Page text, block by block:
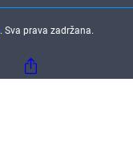
. Sva prava zadržana.